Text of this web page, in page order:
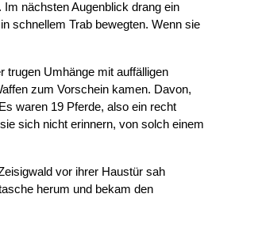
nächsten Augenblick drang ein
schnellem Trab bewegten. Wenn sie
trugen Umhänge mit auffälligen
zum Vorschein kamen. Davon,
waren 19 Pferde, also ein recht
sich nicht erinnern, von solch einem
vor ihrer Haustür sah
herum und bekam den